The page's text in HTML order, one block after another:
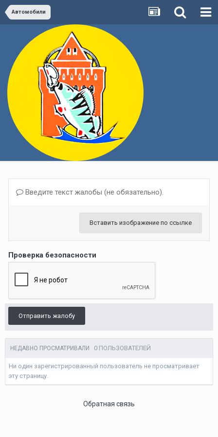
Автомобили
Введите текст жалобы (не обязательно).
Вставить изображение по ссылке
Проверка безопасности
Отправить жалобу
НЕДАВНО ПРОСМАТРИВАЛИ 0 ПОЛЬЗОВАТЕЛЕЙ
Ни один зарегистрированный пользователь не просматривает
эту страницу.
Обратная связь